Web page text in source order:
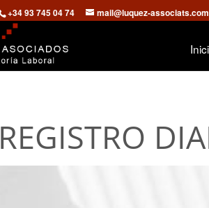
+34 93 745 04 74 mail@luquez-associats.com
REGISTRO